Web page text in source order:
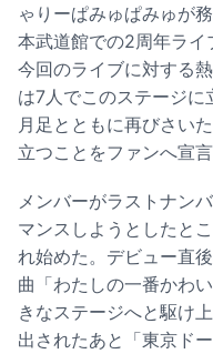
ゃりーぱみゅぱみゅが
本武道館での2周年ライ
今回のライブに対する
は7人でこのステージに
月足とともに再びさい
立つことをファンへ宣言
メンバーがラストナン
マンスしようとしたと
れ始めた。デビュー直
曲「わたしの一番かわ
きなステージへと駆け
出されたあと「東京ド